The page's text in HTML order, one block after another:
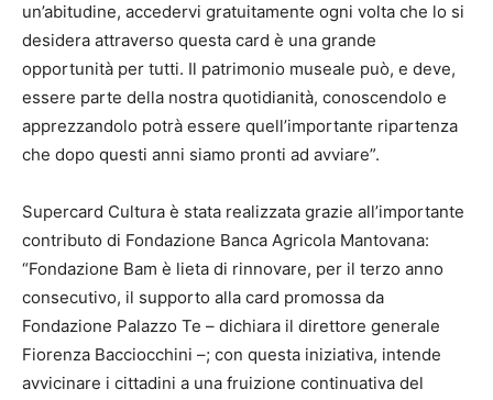
un’abitudine, accedervi gratuitamente ogni volta che lo si
desidera attraverso questa card è una grande
opportunità per tutti. Il patrimonio museale può, e deve,
essere parte della nostra quotidianità, conoscendolo e
apprezzandolo potrà essere quell’importante ripartenza
che dopo questi anni siamo pronti ad avviare”.
Supercard Cultura è stata realizzata grazie all’importante
contributo di Fondazione Banca Agricola Mantovana:
“Fondazione Bam è lieta di rinnovare, per il terzo anno
consecutivo, il supporto alla card promossa da
Fondazione Palazzo Te – dichiara il direttore generale
Fiorenza Bacciocchini –; con questa iniziativa, intende
avvicinare i cittadini a una fruizione continuativa del